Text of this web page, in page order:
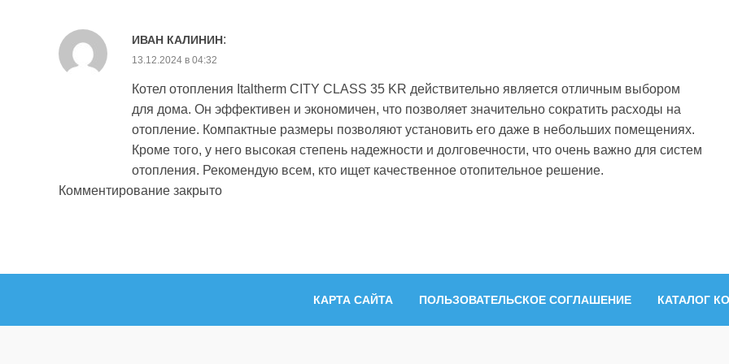
ИВАН КАЛИНИН:
13.12.2024 в 04:32
Котел отопления Italtherm CITY CLASS 35 KR действительно является отличным выбором
для дома. Он эффективен и экономичен, что позволяет значительно сократить расходы на
отопление. Компактные размеры позволяют установить его даже в небольших помещениях.
Кроме того, у него высокая степень надежности и долговечности, что очень важно для систем
отопления. Рекомендую всем, кто ищет качественное отопительное решение.
Комментирование закрыто
КАРТА САЙТА ПОЛЬЗОВАТЕЛЬСКОЕ СОГЛАШЕНИЕ КАТАЛОГ